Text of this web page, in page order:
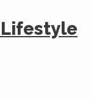
Lifestyle